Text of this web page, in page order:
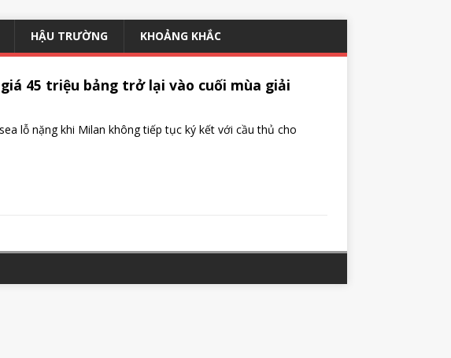
HẬU TRƯỜNG KHOẢNG KHẮC
45 triệu bảng trở lại vào cuối mùa giải
lỗ nặng khi Milan không tiếp tục ký kết với cầu thủ cho